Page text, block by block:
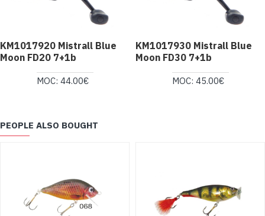
KM1017920 Mistrall Blue
Moon FD20 7+1b
MOC: 44.00€
KM1017930 Mistrall Blue
Moon FD30 7+1b
MOC: 45.00€
PEOPLE ALSO BOUGHT